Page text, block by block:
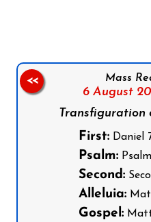
Mass
6 August
Transfiguration
First:Daniel
Psalm:
Second:
Alleluia:
Gospel:
<<